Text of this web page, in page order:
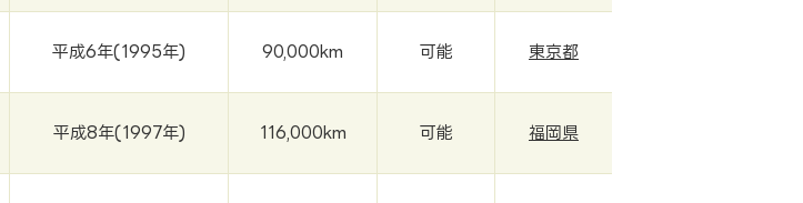
平成6年(1995年) 90,000km 可能 東京都
平成8年(1997年) 116,000km 可能 福岡県